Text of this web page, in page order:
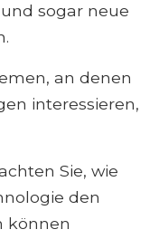
sogar neue
an denen
interessieren,
Sie, wie
den
können